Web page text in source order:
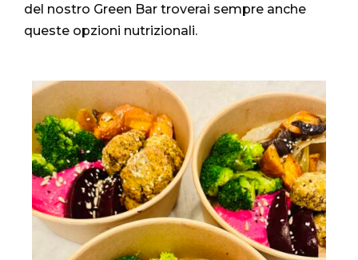
del nostro Green Bar troverai sempre anche
queste opzioni nutrizionali.